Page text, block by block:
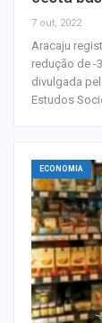
7 out, 2022
Aracaju
redução de -
divulgada
Estudos
ECONOMIA